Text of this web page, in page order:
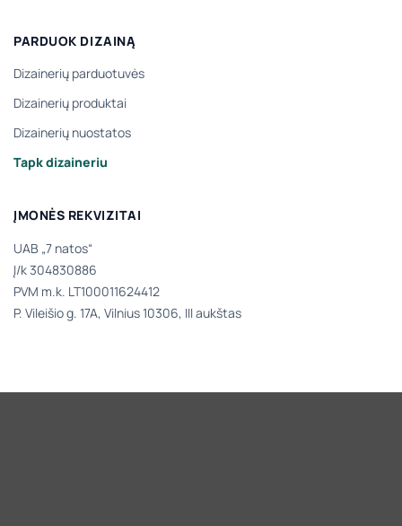
PARDUOK DIZAINĄ
Dizainerių parduotuvės
Dizainerių produktai
Dizainerių nuostatos
Tapk dizaineriu
ĮMONĖS REKVIZITAI
UAB „7 natos“
Į/k 304830886
PVM m.k. LT100011624412
P. Vileišio g. 17A, Vilnius 10306, III aukštas